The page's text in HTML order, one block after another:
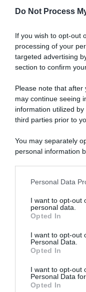
Do Not Process
If you wish to opt-out
processing of your
targeted advertising
section to confirm
Please note that
may continue seeing
information utilized
third parties prior to
You may separately
personal information
This information may
disclose it to other
Please note that this
services and may
not limited to your
grant or deny
consent section.
Personal Data
I want to opt-out
personal data.
Opted In
I want to opt-out
Personal Data.
Opted In
I want to opt-out
Personal Data
Opted In
Parigi-Tours
Binche-
Chimay-
Binche
percorso
(Altimetria
Binche-Chimay-
Articoli correlati
Sparkassen
Giro 2023, Per Strand
Hagenes vince senza